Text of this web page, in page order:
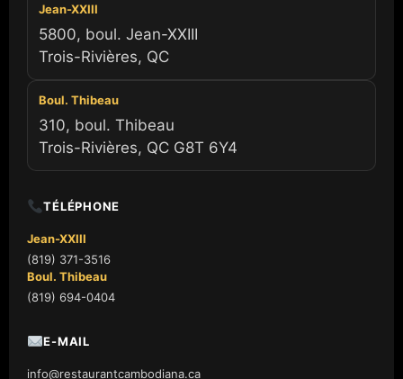
Jean-XXIII
5800, boul. Jean-XXIII
Trois-Rivières, QC
Boul. Thibeau
310, boul. Thibeau
Trois-Rivières, QC G8T 6Y4
TÉLÉPHONE
Jean-XXIII
(819) 371-3516
Boul. Thibeau
(819) 694-0404
E-MAIL
info@restaurantcambodiana.ca